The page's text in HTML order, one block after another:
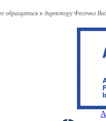
обращаться к директору Фесечко